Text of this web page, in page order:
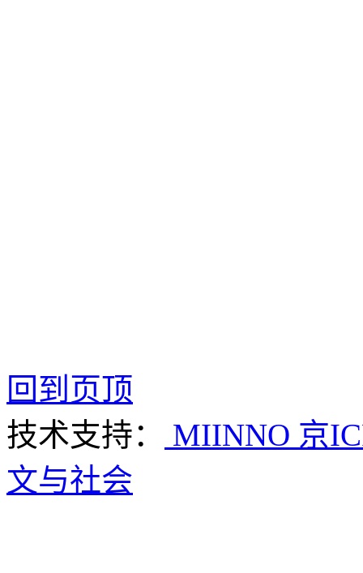
回到页顶
技术支持：
MIINNO 京
文与社会